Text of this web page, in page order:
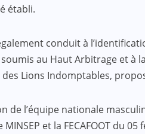
établi.
conduit à
au Haut Arbitrage et
Lions Indomptables,
de l’équipe nationale
et la FECAFOOT du